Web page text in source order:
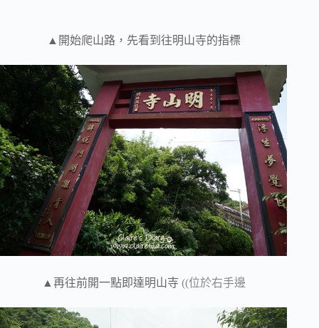
▲開始爬山路，先看到往明山寺的指標
▲再往前開一點即達明山寺((位於右手邊